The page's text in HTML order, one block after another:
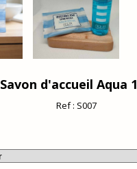
Savon d'accueil Aqua
Ref : S007